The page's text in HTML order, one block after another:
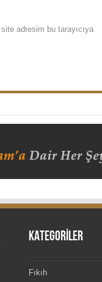
adresim bu tarayıcıya
KATEGORİLER
Fıkıh